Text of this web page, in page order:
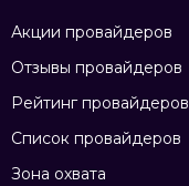
Акции провайдеров
Отзывы провайдеров
Рейтинг провайдеров
Список провайдеров
Зона охвата